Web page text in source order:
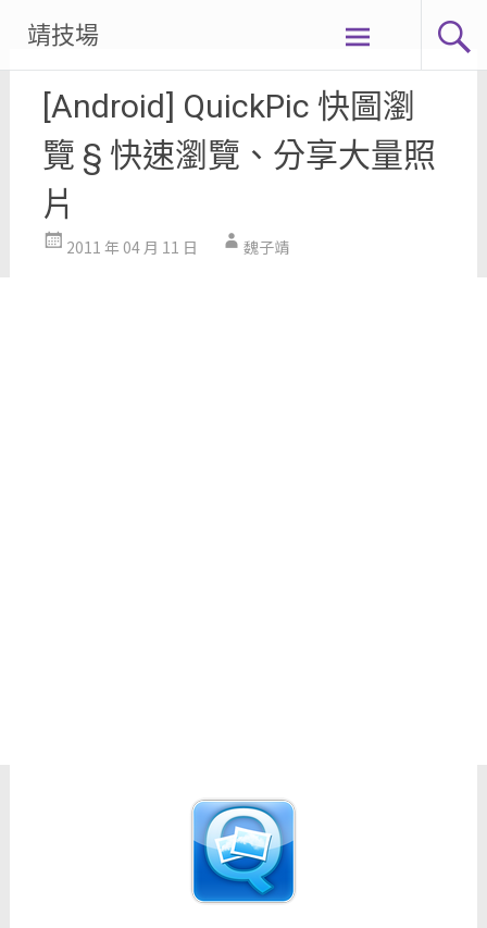
content
靖技場
[Android] QuickPic 快圖瀏
覽 § 快速瀏覽、分享大量照
片
2011 年 04 月 11 日 魏子靖